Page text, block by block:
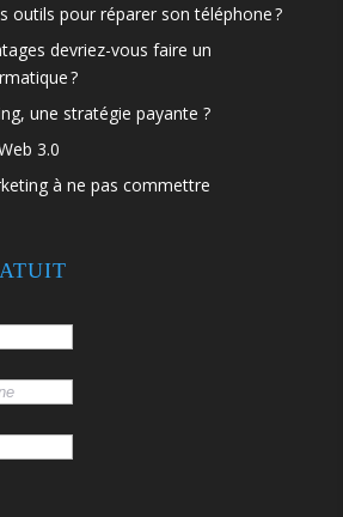
outils pour réparer son téléphone ?
devriez-vous faire un
?
une stratégie payante ?
3.0
à ne pas commettre